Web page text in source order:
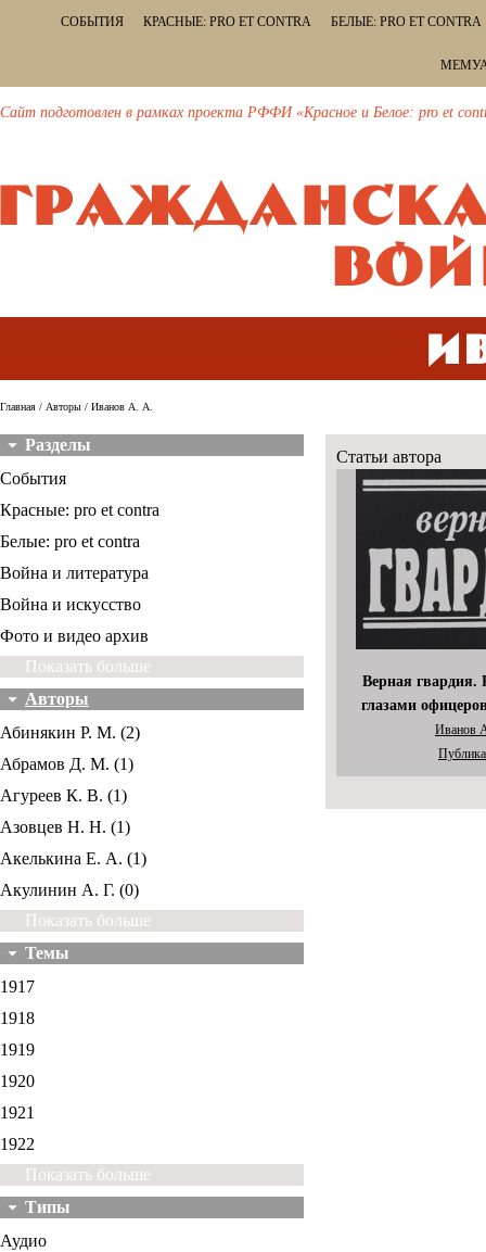
СОБЫТИЯ КРАСНЫЕ: PRO ET CONTRA БЕЛЫЕ: PRO ET CONTRA
Сайт подготовлен в рамках проекта РФФИ «Красное и Белое: pro et
Главная / Авторы / Иванов А. А.
Разделы
События
Красные: pro et contra
Белые: pro et contra
Война и литература
Война и искусство
Фото и видео архив
Показать больше
Авторы
Абинякин Р. М. (2)
Абрамов Д. М. (1)
Агуреев К. В. (1)
Азовцев Н. Н. (1)
Акелькина Е. А. (1)
Акулинин А. Г. (0)
Показать больше
Темы
1917
1918
1919
1920
1921
1922
Показать больше
Типы
Аудио
Статьи автора
Верная гвардия.
глазами
Иванов